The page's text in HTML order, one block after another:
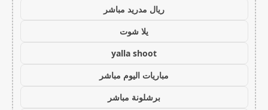
ريال مدريد مباشر
يلا شوت
yalla shoot
مباريات اليوم مباشر
برشلونة مباشر